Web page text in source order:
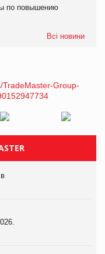
по повышению
Всі новини